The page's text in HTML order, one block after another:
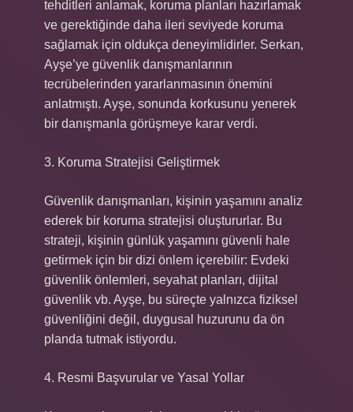
tehditleri anlamak, koruma planları hazırlamak
ve gerektiğinde daha ileri seviyede koruma
sağlamak için oldukça deneyimlidirler. Serkan,
Ayşe’ye güvenlik danışmanlarının
tecrübelerinden yararlanmasının önemini
anlatmıştı. Ayşe, sonunda korkusunu yenerek
bir danışmanla görüşmeye karar verdi.
3. Koruma Stratejisi Geliştirmek
Güvenlik danışmanları, kişinin yaşamını analiz
ederek bir koruma stratejisi oluştururlar. Bu
strateji, kişinin günlük yaşamını güvenli hale
getirmek için bir dizi önlem içerebilir: Evdeki
güvenlik önlemleri, seyahat planları, dijital
güvenlik vb. Ayşe, bu süreçte yalnızca fiziksel
güvenliğini değil, duygusal huzurunu da ön
planda tutmak istiyordu.
4. Resmi Başvurular ve Yasal Yollar